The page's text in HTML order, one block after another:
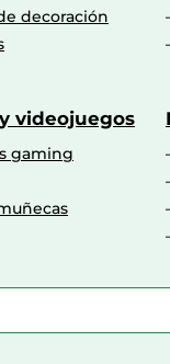
decoración
videojuegos
gaming